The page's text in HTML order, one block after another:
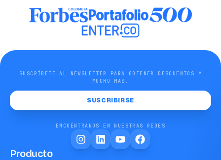
SUSCRÍBETE AL NEWSLETTER PARA OBTENER DESCUENTOS Y
MUCHO MÁS.
SUSCRIBIRSE
ENCUÉNTRANOS EN NUESTRAS REDES
Producto